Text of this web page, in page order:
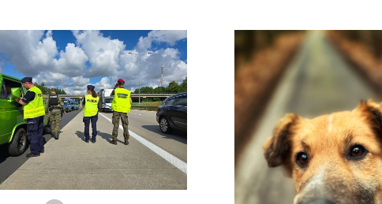
przeglądarce podczas pisania